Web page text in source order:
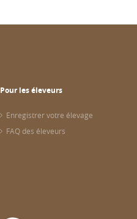
Pour les éleveurs
Enregistrer votre élevage
FAQ des éleveurs